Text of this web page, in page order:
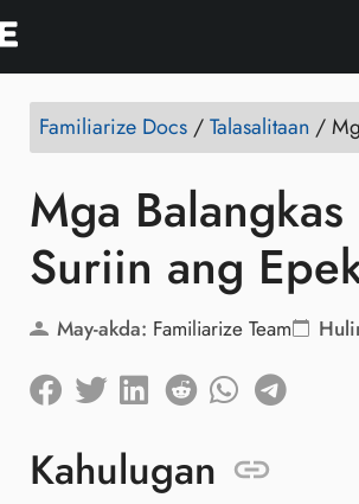
Familiarize Docs /Talasalitaan /
Mga
Suriin ang
May-akda: Familiarize Team
Kahulugan